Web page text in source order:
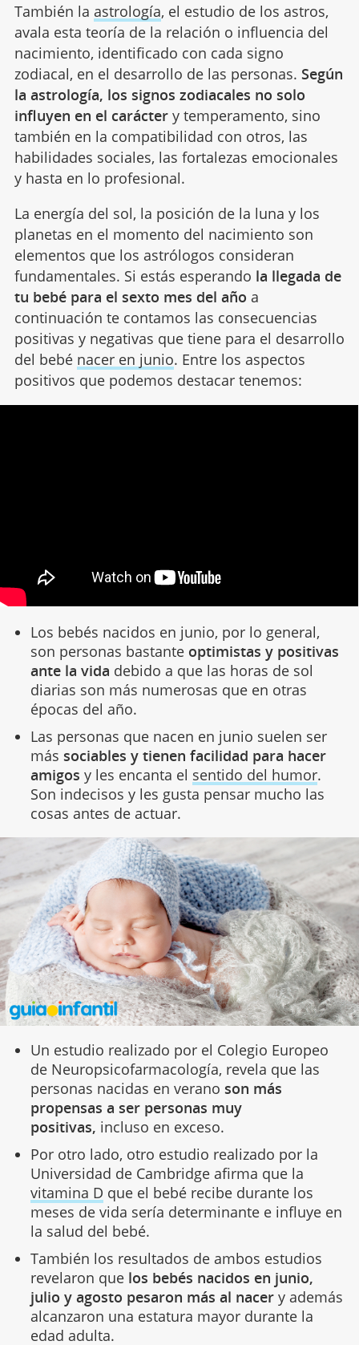
También la astrología, el estudio de los astros,
avala esta teoría de la relación o influencia del
nacimiento, identificado con cada signo
zodiacal, en el desarrollo de las personas. Según
la astrología, los signos zodiacales no solo
influyen en el caráctery temperamento, sino
también en la compatibilidad con otros, las
habilidades sociales, las fortalezas emocionales
y hasta en lo profesional.
La energía del sol, la posición de la luna y los
planetas en el momento del nacimiento son
elementos que los astrólogos consideran
fundamentales. Si estás esperando la llegada de
tu bebé para el sexto mes del año a
continuación te contamos las consecuencias
positivas y negativas que tiene para el desarrollo
del bebé nacer en junio. Entre los aspectos
positivos que podemos destacar tenemos:
Los bebés nacidos en junio, por lo general,
son personas bastante optimistas y positivas
ante la vida debido a que las horas de sol
diarias son más numerosas que en otras
épocas del año.
Las personas que nacen en junio suelen ser
más sociables y tienen facilidad para hacer
amigos y les encanta el sentido del humor.
Son indecisos y les gusta pensar mucho las
cosas antes de actuar.
Un estudio realizado por el Colegio Europeo
de Neuropsicofarmacología, revela que las
personas nacidas en verano son más
propensas a ser personas muy
positivas, incluso en exceso.
Por otro lado, otro estudio realizado por la
Universidad de Cambridge afirma que la
vitamina D que el bebé recibe durante los
meses de vida sería determinante e influye en
la salud del bebé.
También los resultados de ambos estudios
revelaron que los bebés nacidos en junio,
julio y agosto pesaron más al nacery además
alcanzaron una estatura mayor durante la
edad adulta.